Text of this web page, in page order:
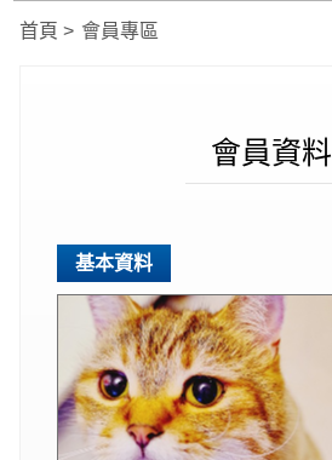
首頁 會員專區
會員資料
基本資料